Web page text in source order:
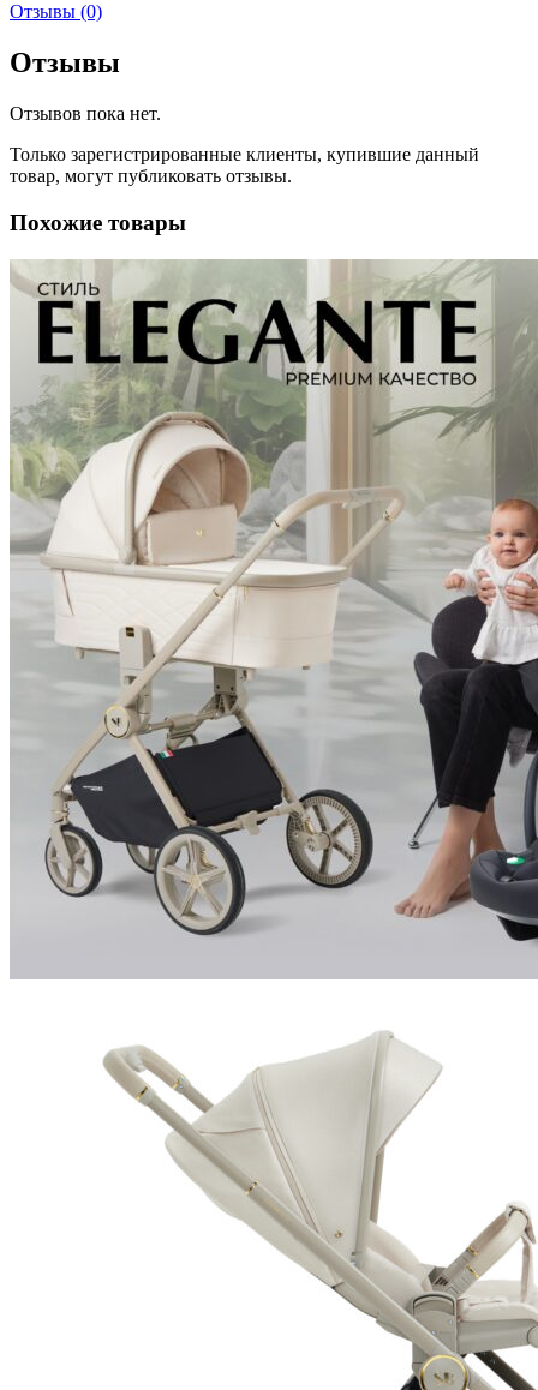
Отзывы (0)
Отзывы
Отзывов пока нет.
Только зарегистрированные клиенты, купившие данный
товар, могут публиковать отзывы.
Похожие товары